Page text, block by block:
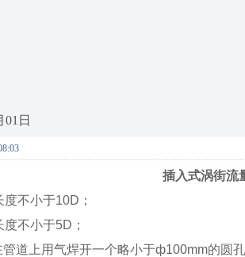
01日
插入式涡街流
度不小于10D ；
度不小于5D ；
管道上用气焊开一个略小于ф100mm的圆